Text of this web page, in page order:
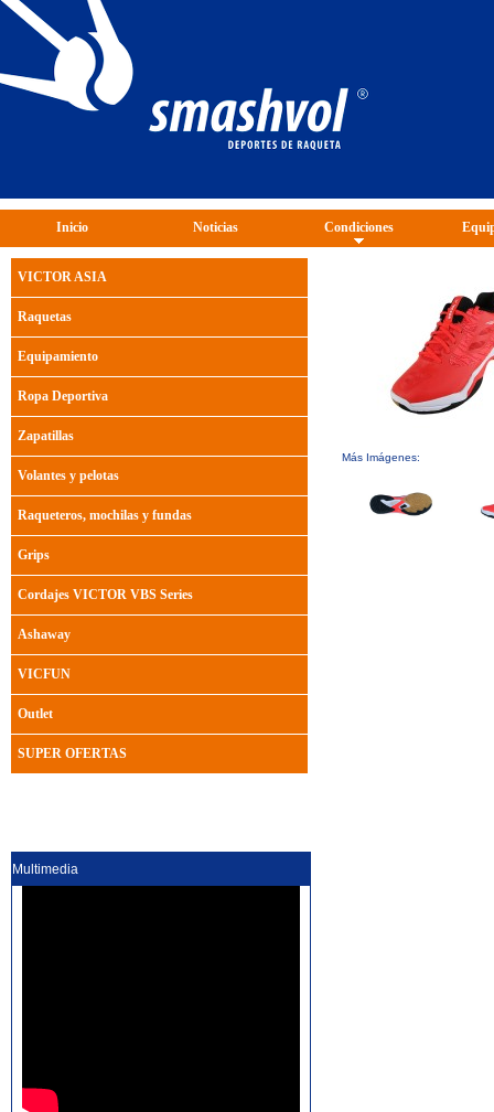
Inicio Noticias Condiciones
Más Imágenes:
VICTOR ASIA
Raquetas
Equipamiento
Ropa Deportiva
Zapatillas
Volantes y pelotas
Raqueteros, mochilas y fundas
Grips
Cordajes VICTOR VBS Series
Ashaway
VICFUN
Outlet
SUPER OFERTAS
Multimedia